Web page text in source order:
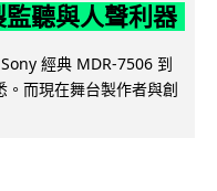
聽與人聲利器
經典 MDR-7506 到
而現在舞台製作者與創